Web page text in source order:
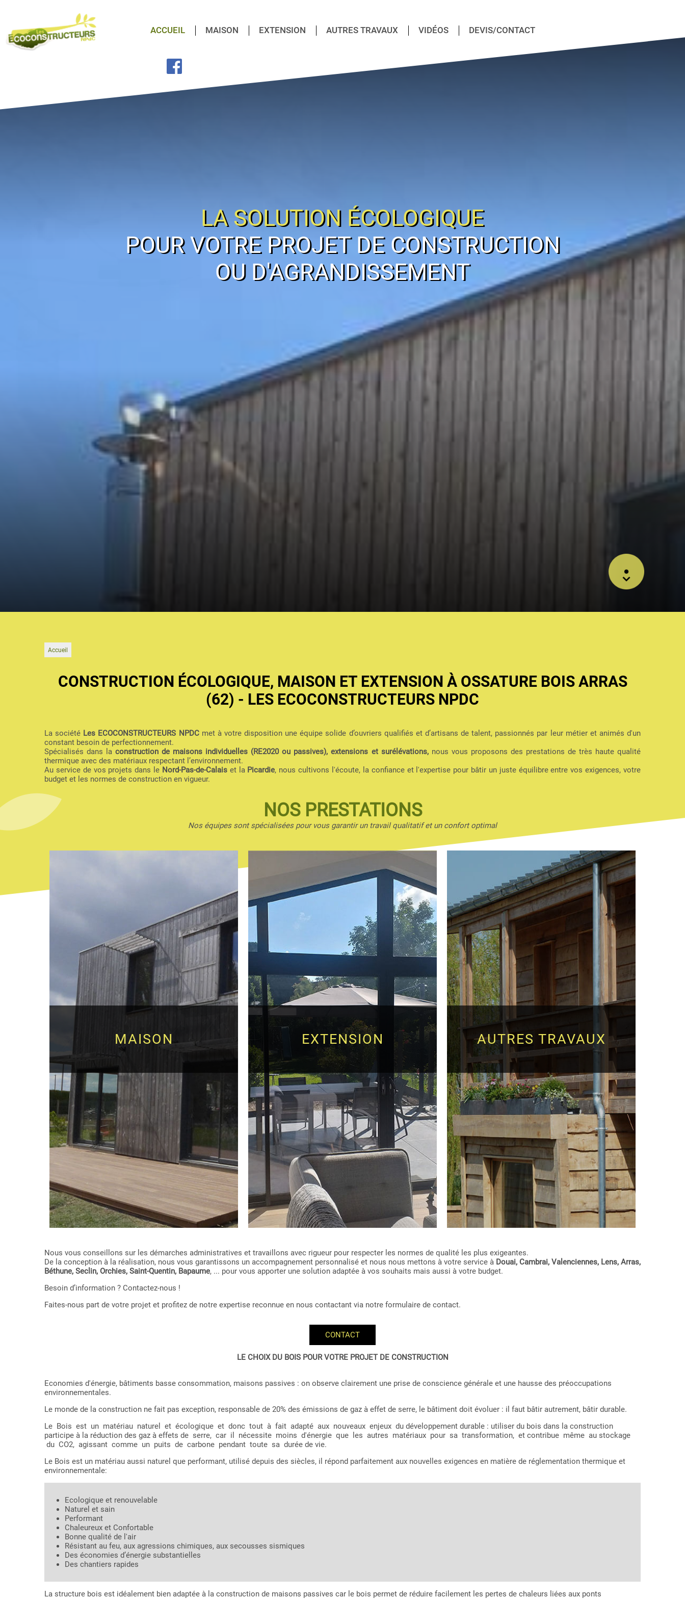
ACCUEIL MAISON EXTENSION AUTRES TRAVAUX VIDÉOS DEVIS/CONTACT
LA SOLUTION ÉCOLOGIQUE
POUR VOTRE PROJET DE CONSTRUCTION
OU D'AGRANDISSEMENT
Accueil
CONSTRUCTION ÉCOLOGIQUE, MAISON ET EXTENSION À OSSATURE BOIS ARRAS
(62) - LES ECOCONSTRUCTEURS NPDC
La société Les ECOCONSTRUCTEURS NPDCmet à votre disposition une équipe solide d’ouvriers qualifiés et d’artisans de talent, passionnés par leur métier et animés d'un
constant besoin de perfectionnement.
Spécialisés dans la construction de maisons individuelles (RE2020 ou passives), extensions et surélévations,nous vous proposons des prestations de très haute qualité
thermique avec des matériaux respectant l’environnement.
Au service de vos projets dans le Nord-Pas-de-Calaiset la Picardie, nous cultivons l'écoute, la confiance et l'expertise pour bâtir un juste équilibre entre vos exigences, votre
budget et les normes de construction en vigueur.
NOS PRESTATIONS
Nos équipes sont spécialisées pour vous garantir un travail qualitatif et un confort optimal
MAISON EXTENSION AUTRES TRAVAUX
Nous vous conseillons sur les démarches administratives et travaillons avec rigueur pour respecter les normes de qualité les plus exigeantes.
De la conception à la réalisation, nous vous garantissons un accompagnement personnalisé et nous nous mettons à votre service à Douai, Cambrai, Valenciennes, Lens, Arras,
Béthune, Seclin, Orchies, Saint-Quentin, Bapaume, ... pour vous apporter une solution adaptée à vos souhaits mais aussi à votre budget.
Besoin d’information ? Contactez-nous !
Faites-nous part de votre projet et profitez de notre expertise reconnue en nous contactant via notre formulaire de contact.
CONTACT
LE CHOIX DU BOIS POUR VOTRE PROJET DE CONSTRUCTION
Economies d'énergie, bâtiments basse consommation, maisons passives : on observe clairement une prise de conscience générale et une hausse des préoccupations
environnementales.
Le monde de la construction ne fait pas exception, responsable de 20% des émissions de gaz à effet de serre, le bâtiment doit évoluer : il faut bâtir autrement, bâtir durable.
Le Bois est un matériau naturel et écologique et donc tout à fait adapté aux nouveaux enjeux du développement durable : utiliser du bois dans la construction
participe à la réduction des gaz à effets de serre, car il nécessite moins d'énergie que les autres matériaux pour sa transformation, et contribue même au stockage
du CO2, agissant comme un puits de carbone pendant toute sa durée de vie.
Le Bois est un matériau aussi naturel que performant, utilisé depuis des siècles, il répond parfaitement aux nouvelles exigences en matière de réglementation thermique et
environnementale:
Ecologique et renouvelable
Naturel et sain
Performant
Chaleureux et Confortable
Bonne qualité de l'air
Résistant au feu, aux agressions chimiques, aux secousses sismiques
Des économies d’énergie substantielles
Des chantiers rapides
La structure bois est idéalement bien adaptée à la construction de maisons passives car le bois permet de réduire facilement les pertes de chaleurs liées aux ponts